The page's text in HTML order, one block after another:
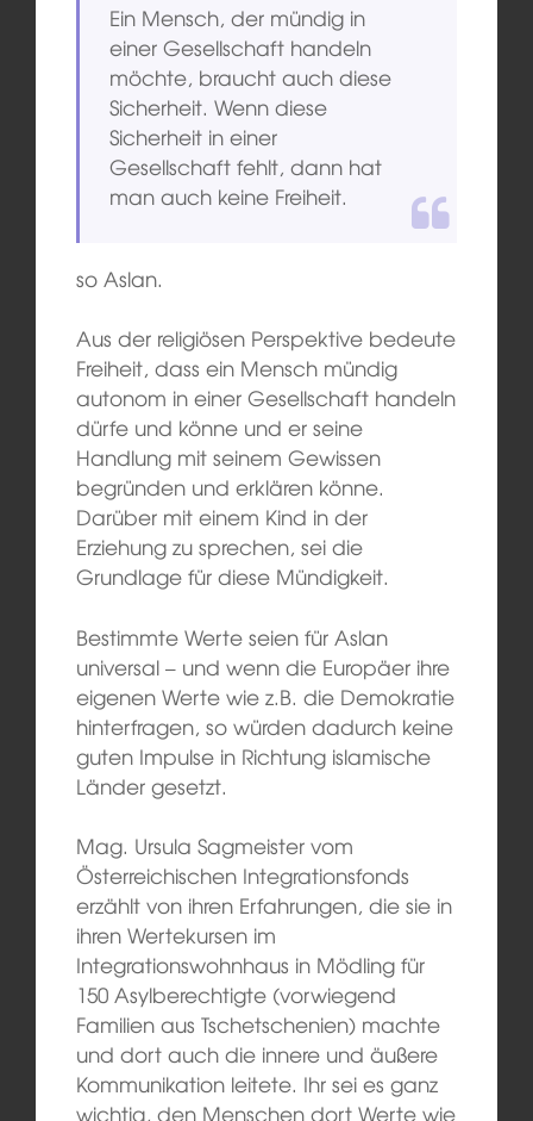
Ein Mensch, der mündig in
einer Gesellschaft handeln
möchte, braucht auch diese
Sicherheit. Wenn diese
Sicherheit in einer
Gesellschaft fehlt, dann hat
man auch keine Freiheit.
so Aslan.
Aus der religiösen Perspektive bedeute
Freiheit, dass ein Mensch mündig
autonom in einer Gesellschaft handeln
dürfe und könne und er seine
Handlung mit seinem Gewissen
begründen und erklären könne.
Darüber mit einem Kind in der
Erziehung zu sprechen, sei die
Grundlage für diese Mündigkeit.
Bestimmte Werte seien für Aslan
universal – und wenn die Europäer ihre
eigenen Werte wie z.B. die Demokratie
hinterfragen, so würden dadurch keine
guten Impulse in Richtung islamische
Länder gesetzt.
Mag. Ursula Sagmeister vom
Österreichischen Integrationsfonds
erzählt von ihren Erfahrungen, die sie in
ihren Wertekursen im
Integrationswohnhaus in Mödling für
150 Asylberechtigte (vorwiegend
Familien aus Tschetschenien) machte
und dort auch die innere und äußere
Kommunikation leitete. Ihr sei es ganz
wichtig, den Menschen dort Werte wie